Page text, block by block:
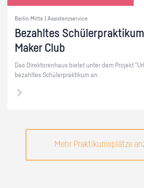
Berlin Mitte | Assistenzservice
Be­zahl­tes
Maker Club
Das Di­rek­to­ren­haus bie­tet unter dem Pro­jekt
be­zahl­tes Schü­ler­prak­ti­kum an.
Mehr Praktikumsplätze